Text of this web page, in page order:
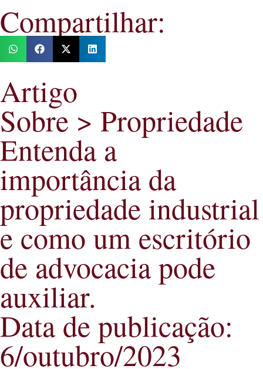
Compartilhar:
Artigo
Sobre > Propriedade
Entenda a
importância da
propriedade industrial
e como um escritório
de advocacia pode
auxiliar.
Data de publicação:
6/outubro/2023